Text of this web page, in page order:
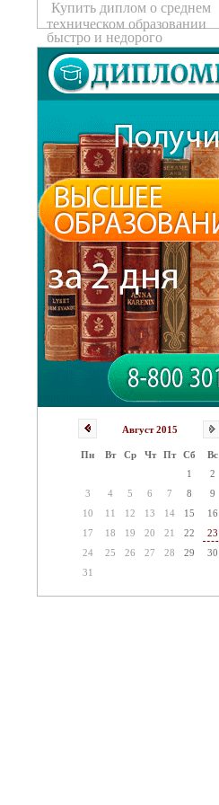
Купить диплом о среднем
техническом образовании
быстро и недорого
Август 2015
Пн Вт Ср Чт Пт Сб
Вс
1
2
3
4 5 6 7 8
9
10
11 12 13 14 15
16
17
18 19 20 21 22
23
24
25 26 27 28 29
30
31